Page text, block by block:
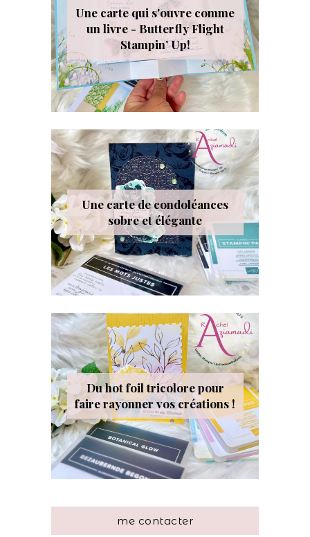
Une carte qui s'ouvre comme
un livre - Butterfly Flight
Stampin’ Up!
Une carte de condoléances
sobre et élégante
Du hot foil tricolore pour
faire rayonner vos créations !
me contacter